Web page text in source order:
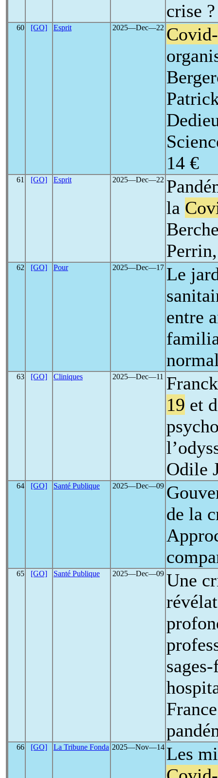
crise ?
60 [GO] Esprit 2025―Dec―22
14 €
61 [GO] Esprit 2025―Dec―22
la
62 [GO] Pour 2025―Dec―17 Le
entre
63 [GO] Cliniques 2025―Dec―11
19 et
Odile
64 [GO] Santé Publique 2025―Dec―09
de la
65 [GO] Santé Publique 2025―Dec―09 Une
66 [GO] La Tribune Fonda 2025―Nov―14 Les